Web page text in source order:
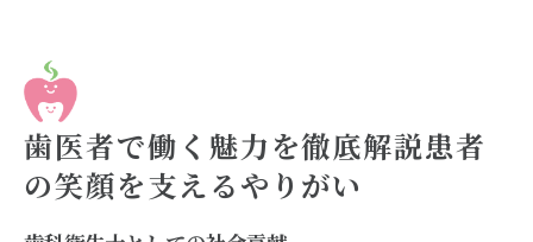
歯科衛生士の求人を見つけるための基本ステッ
プ
歯医者で働く魅力を徹底解説患者
の笑顔を支えるやりがい